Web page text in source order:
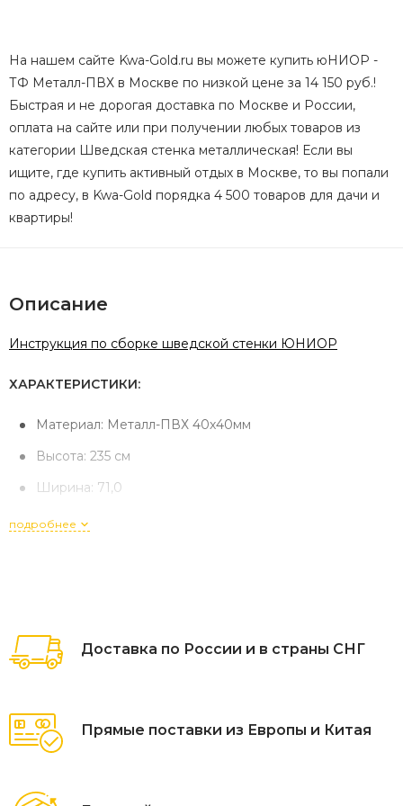
На нашем сайте Kwa-Gold.ru вы можете купить юНИОР -
ТФ Металл-ПВХ в Москве по низкой цене за 14 150 руб.!
Быстрая и не дорогая доставка по Москве и России,
оплата на сайте или при получении любых товаров из
категории Шведская стенка металлическая! Если вы
ищите, где купить активный отдых в Москве, то вы попали
по адресу, в Kwa-Gold порядка 4 500 товаров для дачи и
квартиры!
Описание
Инструкция по сборке шведской стенки ЮНИОР
ХАРАКТЕРИСТИКИ:
Материал: Металл-ПВХ 40х40мм
Высота: 235 см
Ширина: 71,0
Глубина: 14,0
240*71*14 см
Комплектация: шведская стенка
Тип крепления: к стене
Диаметр перекладин: 24,0 мм
подробнее
Доставка по России и в страны СНГ
Прямые поставки из Европы и Китая